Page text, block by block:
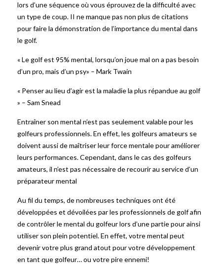
lors d’une séquence où vous éprouvez de la difficulté avec
un type de coup. II ne manque pas non plus de citations
pour faire la démonstration de l’importance du mental dans
le golf.
« Le golf est 95% mental, lorsqu’on joue mal on a pas besoin
d’un pro, mais d’un psy» – Mark Twain
« Penser au lieu d’agir est la maladie la plus répandue au golf
» – Sam Snead
Entraîner son mental n’est pas seulement valable pour les
golfeurs professionnels. En effet, les golfeurs amateurs se
doivent aussi de maîtriser leur force mentale pour améliorer
leurs performances. Cependant, dans le cas des golfeurs
amateurs, il n’est pas nécessaire de recourir au service d’un
préparateur mental
Au fil du temps, de nombreuses techniques ont été
développées et dévoilées par les professionnels de golf afin
de contrôler le mental du golfeur lors d’une partie pour ainsi
utiliser son plein potentiel. En effet, votre mental peut
devenir votre plus grand atout pour votre développement
en tant que golfeur… ou votre pire ennemi!